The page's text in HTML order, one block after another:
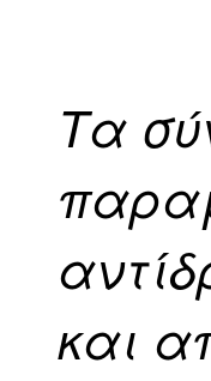
Τα
και